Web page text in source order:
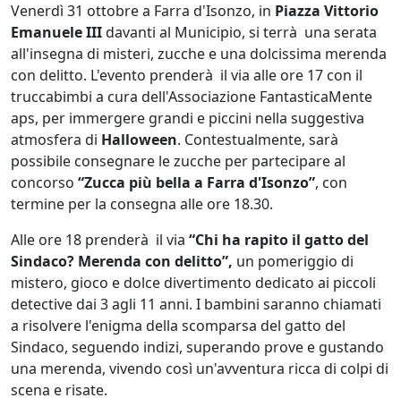
Venerdì 31 ottobre a Farra d'Isonzo, in Piazza Vittorio
Emanuele IIIdavanti al Municipio, si terrà una serata
all'insegna di misteri, zucche e una dolcissima merenda
con delitto. L'evento prenderà il via alle ore 17 con il
truccabimbi a cura dell'Associazione FantasticaMente
aps, per immergere grandi e piccini nella suggestiva
atmosfera di Halloween. Contestualmente, sarà
possibile consegnare le zucche per partecipare al
concorso “Zucca più bella a Farra d'Isonzo”, con
termine per la consegna alle ore 18.30.
Alle ore 18 prenderà il via “Chi ha rapito il gatto del
Sindaco? Merenda con delitto”, un pomeriggio di
mistero, gioco e dolce divertimento dedicato ai piccoli
detective dai 3 agli 11 anni. I bambini saranno chiamati
a risolvere l'enigma della scomparsa del gatto del
Sindaco, seguendo indizi, superando prove e gustando
una merenda, vivendo così un'avventura ricca di colpi di
scena e risate.